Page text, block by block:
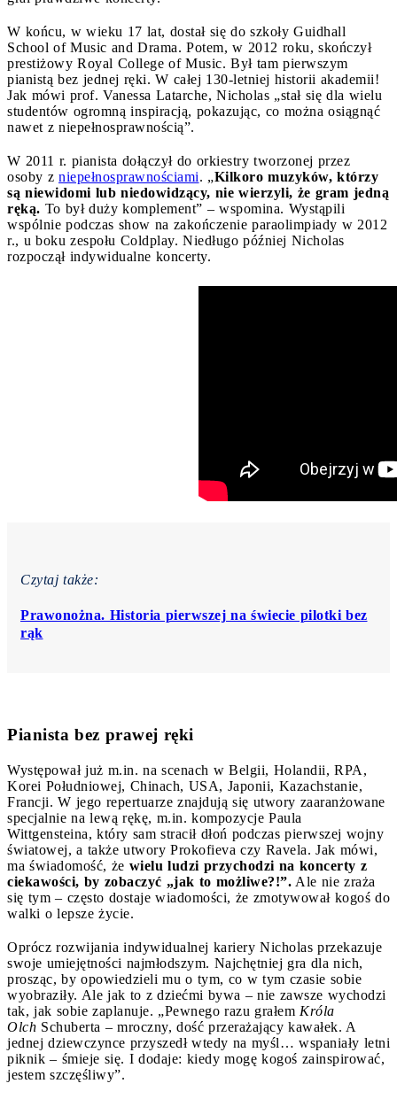
W końcu, w wieku 17 lat, dostał się do szkoły Guidhall
School of Music and Drama. Potem, w 2012 roku, skończył
prestiżowy Royal College of Music. Był tam pierwszym
pianistą bez jednej ręki. W całej 130-letniej historii akademii!
Jak mówi prof. Vanessa Latarche, Nicholas „stał się dla wielu
studentów ogromną inspiracją, pokazując, co można osiągnąć
nawet z niepełnosprawnością”.
W 2011 r. pianista dołączył do orkiestry tworzonej przez
osoby z niepełnosprawnościami. „Kilkoro muzyków, którzy
są niewidomi lub niedowidzący, nie wierzyli, że gram jedną
ręką. To był duży komplement” – wspomina. Wystąpili
wspólnie podczas show na zakończenie paraolimpiady w 2012
r., u boku zespołu Coldplay. Niedługo później Nicholas
rozpoczął indywidualne koncerty.
Czytaj także:
Prawonożna. Historia pierwszej na świecie pilotki bez
rąk
Pianista bez prawej ręki
Występował już m.in. na scenach w Belgii, Holandii, RPA,
Korei Południowej, Chinach, USA, Japonii, Kazachstanie,
Francji. W jego repertuarze znajdują się utwory zaaranżowane
specjalnie na lewą rękę, m.in. kompozycje Paula
Wittgensteina, który sam stracił dłoń podczas pierwszej wojny
światowej, a także utwory Prokofieva czy Ravela. Jak mówi,
ma świadomość, że wielu ludzi przychodzi na koncerty z
ciekawości, by zobaczyć „jak to możliwe?!”. Ale nie zraża
się tym – często dostaje wiadomości, że zmotywował kogoś do
walki o lepsze życie.
Oprócz rozwijania indywidualnej kariery Nicholas przekazuje
swoje umiejętności najmłodszym. Najchętniej gra dla nich,
prosząc, by opowiedzieli mu o tym, co w tym czasie sobie
wyobraziły. Ale jak to z dziećmi bywa – nie zawsze wychodzi
tak, jak sobie zaplanuje. „Pewnego razu grałem Króla
Olch Schuberta – mroczny, dość przerażający kawałek. A
jednej dziewczynce przyszedł wtedy na myśl… wspaniały letni
piknik – śmieje się. I dodaje: kiedy mogę kogoś zainspirować,
jestem szczęśliwy”.